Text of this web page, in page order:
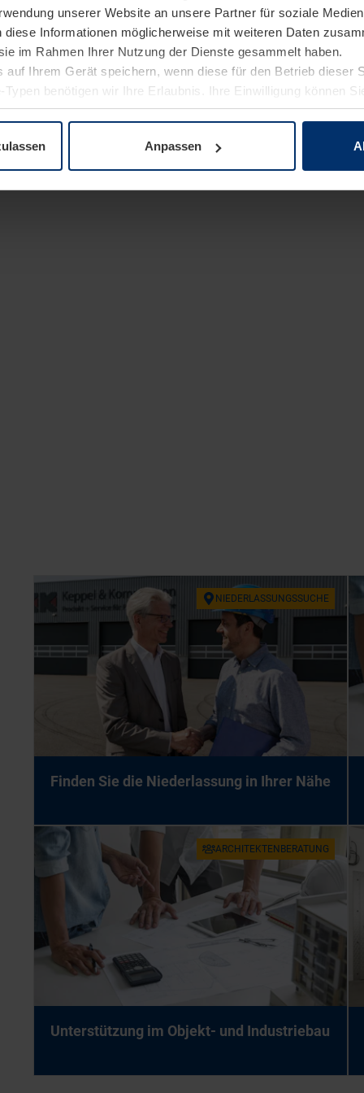
unserer Website an unsere Partner für soziale
Informationen möglicherweise mit weiteren Daten
im Rahmen Ihrer Nutzung der Dienste gesammelt haben.
Ihrem Gerät speichern, wenn diese für den Betrieb dieser
benötigen wir Ihre Erlaubnis. Ihre Einwilligung können
unserer Website ändern oder widerrufen.
Anpassen
NIE­DER­LAS­SUNGS­SU­CHE
Fin­den Sie die Nie­der­las­sung in Ih­rer Nähe
AR­CHI­TEK­TEN­BE­RA­TUNG
Un­ter­stüt­zung im Ob­jekt- und In­dus­trie­bau